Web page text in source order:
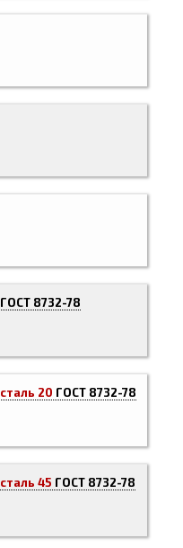
ГОСТ 8732-78
сталь 20 ГОСТ 8732-78
сталь 45 ГОСТ 8732-78